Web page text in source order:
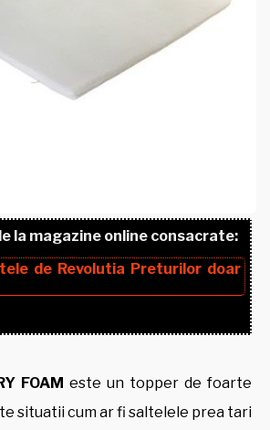
la magazine online consacrate:
de Revolutia Preturilor doar
FOAM este un topper de foarte
situatii cum ar fi saltelele prea tari